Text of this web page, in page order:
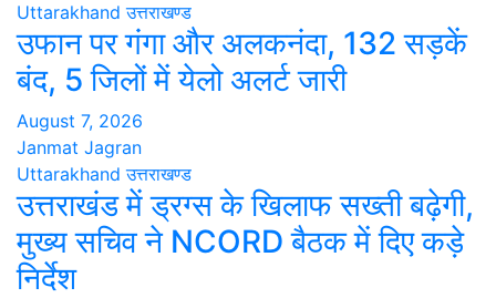
Uttarakhand उत्तराखण्ड
उफान पर गंगा और अलकनंदा, 132 सड़कें
बंद, 5 जिलों में येलो अलर्ट जारी
August 7, 2026
Janmat Jagran
Uttarakhand उत्तराखण्ड
उत्तराखंड में ड्रग्स के खिलाफ सख्ती बढ़ेगी,
मुख्य सचिव ने NCORD बैठक में दिए कड़े
निर्देश